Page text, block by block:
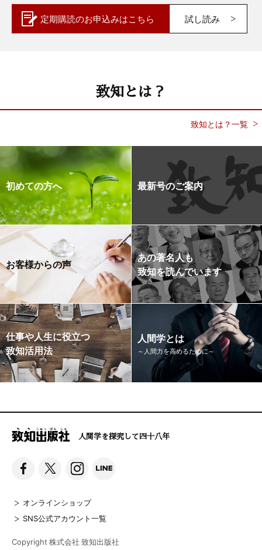
定期購読のお申込みはこちら 試し読み
致知とは？
致知とは？一覧
初めての方へ 最新号のご案内
お客様からの声
あの著名人も
致知を読んでいます
仕事や人生に役立つ
致知活用法
人間学とは
～人間力を高めるために～
人間学を探究して四十八年
オンラインショップ
SNS公式アカウント一覧
Copyright 株式会社 致知出版社